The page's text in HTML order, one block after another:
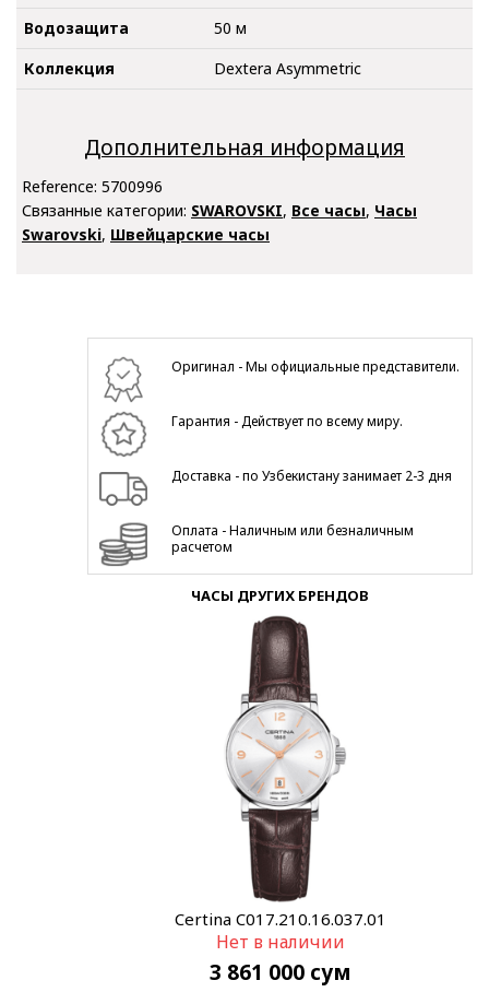
Водозащита
50 м
Коллекция
Dextera Asymmetric
Дополнительная информация
Reference: 5700996
Связанные категории: SWAROVSKI, Все часы, Часы
Swarovski, Швейцарские часы
Оригинал - Мы официальные представители.
Гарантия - Действует по всему миру.
Доставка - по Узбекистану занимает 2-3 дня
Оплата - Наличным или безналичным
расчетом
ЧАСЫ ДРУГИХ БРЕНДОВ
Certina C017.210.16.037.01
Нет в наличии
3 861 000 сум